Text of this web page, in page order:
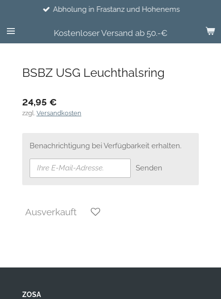
springen
Kostenloser Versand ab 50.-€
Abholung in Frastanz und Hohenems
BSBZ USG Leuchthalsring
24,95 €
zzgl. Versandkosten
Benachrichtigung bei Verfügbarkeit erhalten.
Senden
Ausverkauft
ZOSA